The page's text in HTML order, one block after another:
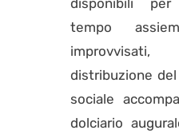
disponibili
tempo
distribuzione
sociale
dolciario